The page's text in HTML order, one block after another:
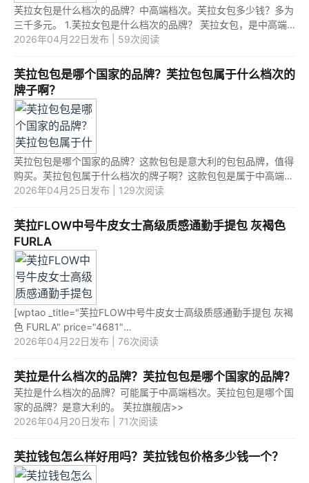
芙拉女包是什么档次的品牌？中高端档次。芙拉女包多少钱？多为
三千多元。 1.芙拉女包是什么档次的品牌？ 芙拉女包，是中高端
档次的品牌。 2.芙拉女包多少钱？ 芙拉女包，一般三千多元。
2026年04月22日发布 | 59次阅读
芙拉包包是哪个国家的品牌？芙拉包包属于什么档次的
牌子啊？
芙拉包包是哪个国家的品牌？这款包包是意大利的包包品牌，值得
购买。芙拉包包属于什么档次的牌子啊？这款包包是属于中高端档
次的包包产品，质量是很不错的。 1.芙拉包包是哪个国家的品牌？
2026年04月25日发布 | 129次阅读
芙拉FLOW中号牛皮女士高级质感通勤手提包 灰褐色
FURLA
[wptao _title="芙拉FLOW中号牛皮女士高级质感通勤手提包 灰褐
色 FURLA" price="4681"
url="https://item.jd.com/10080629832237.html"
2026年04月22日发布 | 76次阅读
芙拉是什么档次的品牌？芙拉包包是哪个国家的品牌？
芙拉是什么档次的品牌？可能属于中高端档次。芙拉包包是哪个国
家的品牌？是意大利的。 芙拉旗舰店>>
2026年04月20日发布 | 71次阅读
芙拉钱包怎么样好用吗？芙拉钱包价格多少钱一个？